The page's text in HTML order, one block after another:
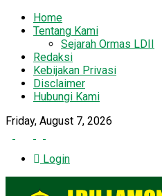
Home
Tentang Kami
Sejarah Ormas LDII
Redaksi
Kebijakan Privasi
Disclaimer
Hubungi Kami
Friday, August 7, 2026
Login